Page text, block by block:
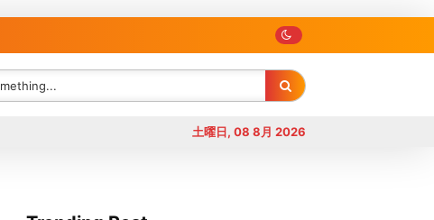
土曜日, 08 8月 2026